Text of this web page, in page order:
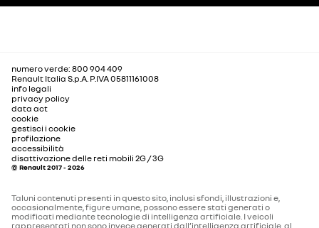
numero verde: 800 904 409
Renault Italia S.p.A. P.IVA 05811161008
info legali
privacy policy
data act
cookie
gestisci i cookie
profilazione
accessibilità
disattivazione delle reti mobili 2G / 3G
© Renault 2017 - 2026
Taluni contenuti presenti in questo sito, inclusi sfondi, illustrazioni e,
occasionalmente, figure umane, possono essere stati generati o
modificati mediante tecnologie di intelligenza artificiale. I veicoli
rappresentati non sono invece generati dall’intelligenza artificiale, al